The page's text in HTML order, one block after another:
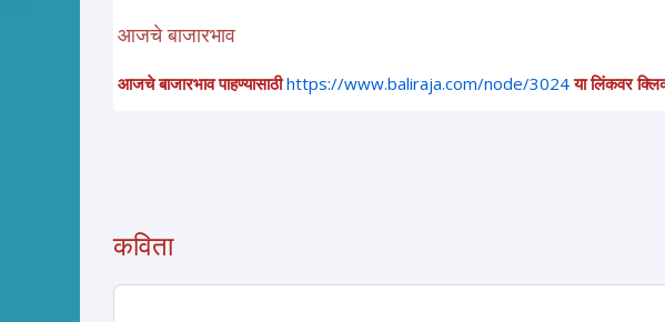
आजचे बाजारभाव
आजचे बाजारभाव पाहण्यासाठी https://www.baliraja.com/node/3024 या लिंकवर
कविता